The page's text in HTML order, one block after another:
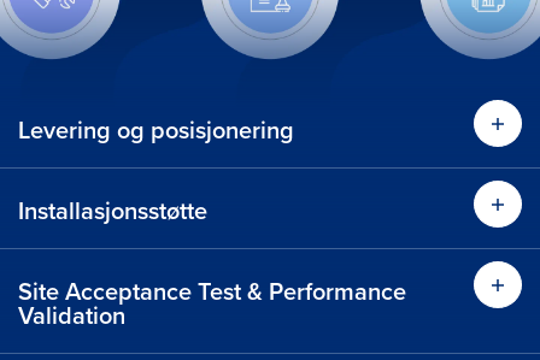
Levering og posisjonering
Installasjonsstøtte
Site Acceptance Test & Performance
Validation